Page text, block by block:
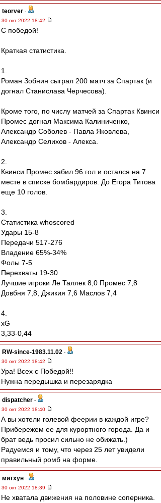
teorver -
30 окт 2022 18:42
С победой!
Краткая статистика.
1.
Роман Зобнин сыграл 200 матч за Спартак (и
догнал Станислава Черчесова).
Кроме того, по числу матчей за Спартак Квинси
Промес догнал Максима Калиниченко,
Александр Соболев - Павла Яковлева,
Александр Селихов - Алекса.
2.
Квинси Промес забил 96 гол и остался на 7
месте в списке бомбардиров. До Егора Титова
еще 10 голов.
3.
Статистика whoscored
Удары 15-8
Передачи 517-276
Владение 65%-34%
Фолы 7-5
Перехваты 19-30
Лучшие игроки Ле Таллек 8,0 Промес 7,8
Довбня 7,8, Джикия 7,6 Маслов 7,4
4.
xG
3,33-0,44
RW-since-1983.11.02 -
30 окт 2022 18:42
Ура! Всех с Победой!!
Нужна передышка и перезарядка
dispatcher -
30 окт 2022 18:40
А вы хотели голевой феерии в каждой игре?
Прибережем ее для курортного города. Да и
брат ведь просил сильно не обижать.)
Радуемся и тому, что через 25 лет увидели
правильный ромб на форме.
митхун -
30 окт 2022 18:39
Не хватала движения на половине соперника.